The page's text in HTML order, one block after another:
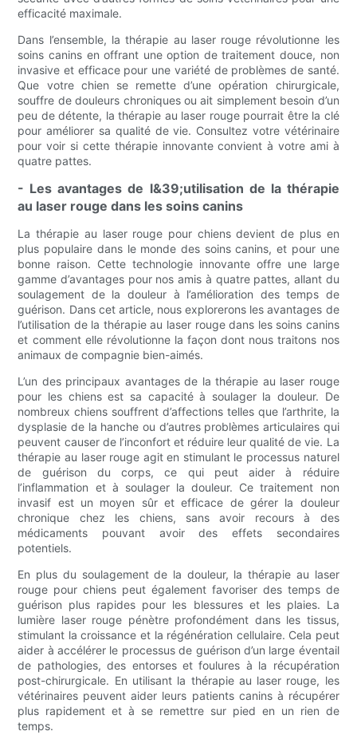
efficacité maximale.
Dans l’ensemble, la thérapie au laser rouge révolutionne les
soins canins en offrant une option de traitement douce, non
invasive et efficace pour une variété de problèmes de santé.
Que votre chien se remette d’une opération chirurgicale,
souffre de douleurs chroniques ou ait simplement besoin d’un
peu de détente, la thérapie au laser rouge pourrait être la clé
pour améliorer sa qualité de vie. Consultez votre vétérinaire
pour voir si cette thérapie innovante convient à votre ami à
quatre pattes.
- Les avantages de l&39;utilisation de la thérapie
au laser rouge dans les soins canins
La thérapie au laser rouge pour chiens devient de plus en
plus populaire dans le monde des soins canins, et pour une
bonne raison. Cette technologie innovante offre une large
gamme d’avantages pour nos amis à quatre pattes, allant du
soulagement de la douleur à l’amélioration des temps de
guérison. Dans cet article, nous explorerons les avantages de
l’utilisation de la thérapie au laser rouge dans les soins canins
et comment elle révolutionne la façon dont nous traitons nos
animaux de compagnie bien-aimés.
L’un des principaux avantages de la thérapie au laser rouge
pour les chiens est sa capacité à soulager la douleur. De
nombreux chiens souffrent d’affections telles que l’arthrite, la
dysplasie de la hanche ou d’autres problèmes articulaires qui
peuvent causer de l’inconfort et réduire leur qualité de vie. La
thérapie au laser rouge agit en stimulant le processus naturel
de guérison du corps, ce qui peut aider à réduire
l’inflammation et à soulager la douleur. Ce traitement non
invasif est un moyen sûr et efficace de gérer la douleur
chronique chez les chiens, sans avoir recours à des
médicaments pouvant avoir des effets secondaires
potentiels.
En plus du soulagement de la douleur, la thérapie au laser
rouge pour chiens peut également favoriser des temps de
guérison plus rapides pour les blessures et les plaies. La
lumière laser rouge pénètre profondément dans les tissus,
stimulant la croissance et la régénération cellulaire. Cela peut
aider à accélérer le processus de guérison d’un large éventail
de pathologies, des entorses et foulures à la récupération
post-chirurgicale. En utilisant la thérapie au laser rouge, les
vétérinaires peuvent aider leurs patients canins à récupérer
plus rapidement et à se remettre sur pied en un rien de
temps.